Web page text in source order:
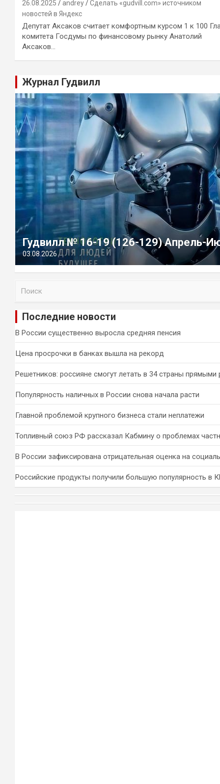
26.08.2025 andrey
Сделать «gudvill.com» источником
новостей в Яндекс
Депутат Аксаков считает комфортным курсом 1 к 100
комитета Госдумы по финансовому рынку Анатолий
Аксаков…
Журнал Гудвилл
Гудвилл № 16-19 (126-129) Апрель-
03.08.2026
и
Последние новости
В России существенно выросла средняя пенсия
Цена просрочки в банках вышла на рекорд
Решетников: россияне смогут летать в 34 страны прямыми
Популярность наличных в России снова начала расти
Главной проблемой крупного бизнеса стали неплатежи
Топливный союз РФ рассказал Кабмину о проблемах
В России зафиксирована отрицательная оценка на
Российские продукты получили большую популярность в